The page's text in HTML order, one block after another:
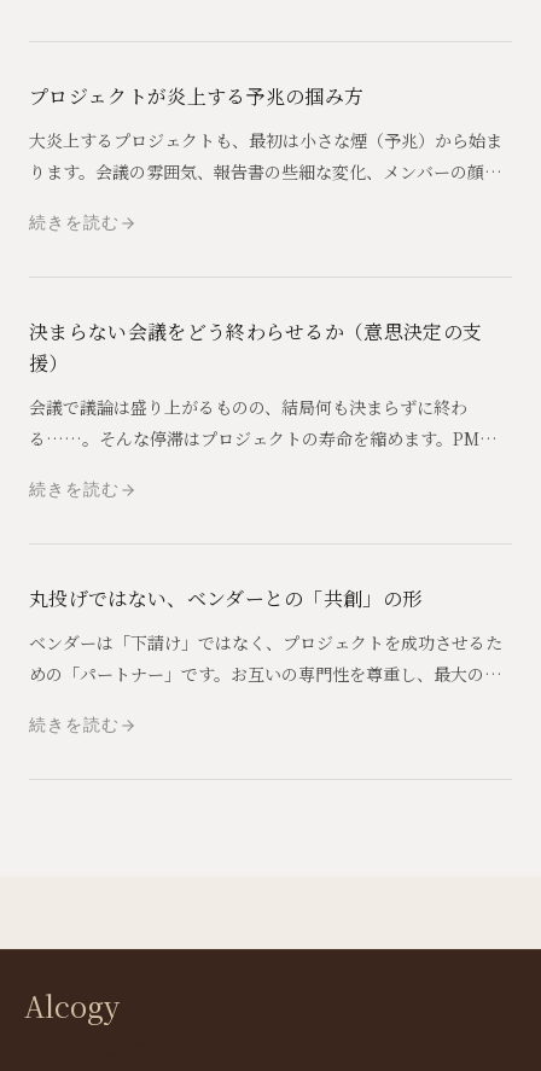
プロジェクトが炎上する予兆の掴み方
大炎上するプロジェクトも、最初は小さな煙（予兆）から始ま
ります。会議の雰囲気、報告書の些細な変化、メンバーの顔色
和感」の正体を明かします。
続きを読む
決まらない会議をどう終わらせるか（意思決定の支
援）
会議で議論は盛り上がるものの、結局何も決まらずに終わ
る……。そんな停滞はプロジェクトの寿命を縮めます。PMと
前に進めるべきかを解説します。
続きを読む
丸投げではない、ベンダーとの「共創」の形
ベンダーは「下請け」ではなく、プロジェクトを成功させるた
めの「パートナー」です。お互いの専門性を尊重し、最大のパ
ジメントの極意を伝えます。
続きを読む
Alcogy